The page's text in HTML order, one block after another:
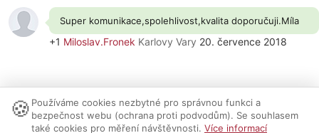
Super komunikace,spolehlivost,kvalita doporučuji.Míla
+1 Miloslav.Fronek Karlovy Vary 20. července 2018
Nastavení cookies | Vzhled:světlý tmavý | Kontakt
🍪 Používáme cookies nezbytné pro správnou funkci a
bezpečnost webu (ochrana proti podvodům). Se souhlasem
také cookies pro měření návštěvnosti. Více informací